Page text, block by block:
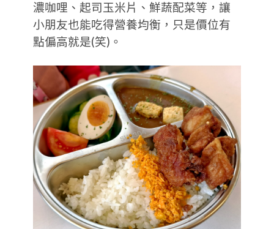
濃咖哩、起司玉米片、鮮蔬配菜等，讓
小朋友也能吃得營養均衡，只是價位有
點偏高就是(笑)。